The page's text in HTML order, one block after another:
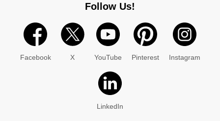
Follow Us!
Facebook X YouTube Pinterest Instagram
LinkedIn